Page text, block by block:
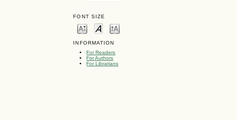
FONT SIZE
INFORMATION
For Readers
For Authors
For Librarians